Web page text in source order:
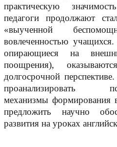
практическую
педагоги продолжают
«выученной
вовлеченностью
опирающиеся на
поощрения),
долгосрочной перспективе.
проанализировать
механизмы формирования
предложить научно
развития на уроках